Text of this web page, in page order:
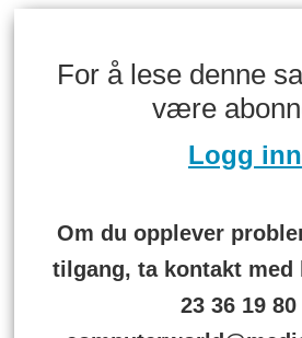
For å lese denne
være
Logg inn
Om du opplever
tilgang, ta kontakt med
23 36 19 80